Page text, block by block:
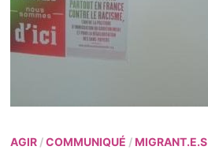
AGIR/COMMUNIQUÉ / MIGRANT.E.S